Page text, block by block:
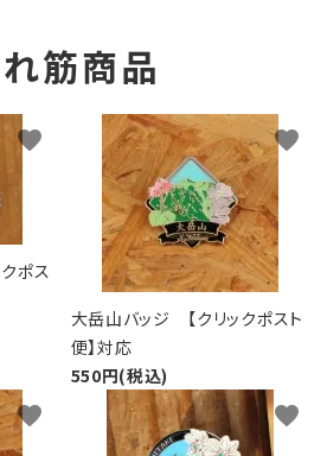
筋商品
ポス
favorite
大岳山バッジ 【クリックポスト
便】対応
550円(税込)
favorite
favorite favorite